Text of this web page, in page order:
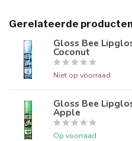
Gerelateerde producten
Gloss Bee
Coconut
Niet op voorraad
Gloss Bee
Apple
Op voorraad